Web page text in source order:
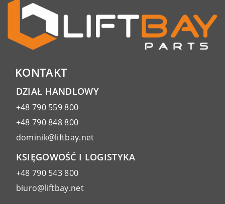
KONTAKT
DZIAŁ HANDLOWY
+48 790 559 800
+48 790 848 800
dominik@liftbay.net
KSIĘGOWOŚĆ I LOGISTYKA
+48 790 543 800
biuro@liftbay.net